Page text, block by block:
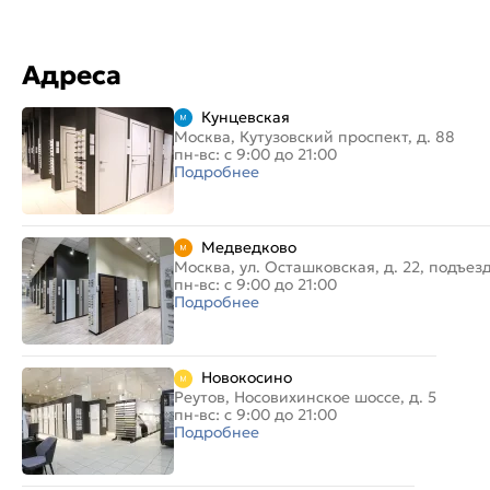
Адреса
Кунцевская
Москва, Кутузовский проспект, д. 88
пн-вс: с 9:00 до 21:00
Подробнее
Медведково
Москва, ул. Осташковская, д. 22,
пн-вс: с 9:00 до 21:00
Подробнее
Новокосино
Реутов, Носовихинское шоссе, д. 5
пн-вс: с 9:00 до 21:00
Подробнее